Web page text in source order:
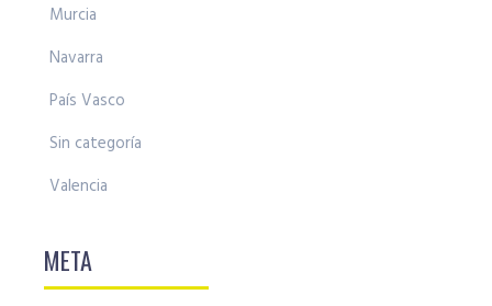
Murcia
Navarra
País Vasco
Sin categoría
Valencia
META